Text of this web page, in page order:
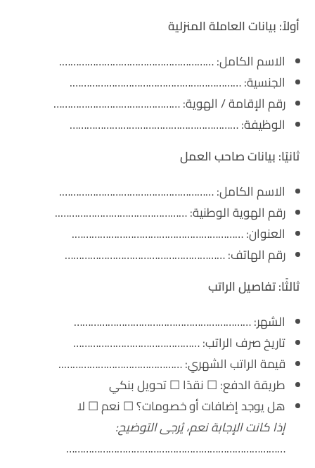
أولاً: بيانات العاملة المنزلية
الاسم الكامل: ……………………………………………….
الجنسية: …………………………………………………….
رقم الإقامة / الهوية: ………………………………………
الوظيفة: ……………………………………………………
ثانيًا: بيانات صاحب العمل
الاسم الكامل: ……………………………………………….
رقم الهوية الوطنية: ………………………………………..
العنوان: …………………………………………………….
رقم الهاتف: …………………………………………………
ثالثًا: تفاصيل الراتب
الشهر: ………………………………………………………
تاريخ صرف الراتب: ………………………………………
قيمة الراتب الشهري: ……………………………………..
طريقة الدفع: ☐ نقدًا ☐ تحويل بنكي
هل يوجد إضافات أو خصومات؟ ☐ نعم ☐ لا
إذا كانت الإجابة نعم، يُرجى التوضيح:
……………………………………………………………………